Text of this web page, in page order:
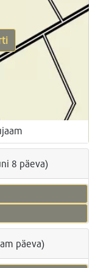
8 päeva)
päeva)